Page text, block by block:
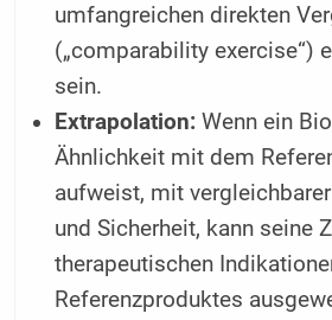
umfangreichen direkten
(„comparability exercise“)
sein.
Extrapolation:Wenn ein
Ähnlichkeit mit dem
aufweist, mit
und Sicherheit, kann seine
therapeutischen
Referenzproduktes